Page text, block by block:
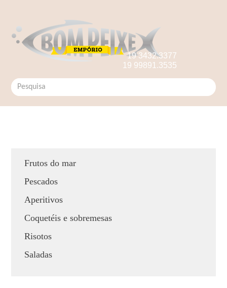
19 3432.3377
19 99891.3535
Frutos do mar
Pescados
Aperitivos
Coquetéis e sobremesas
Risotos
Saladas